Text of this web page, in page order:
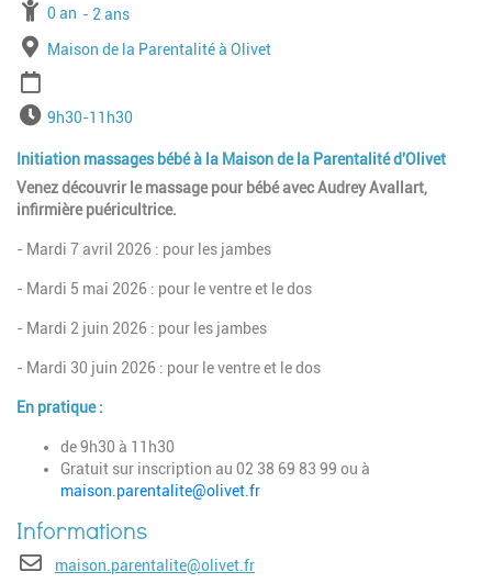
À partir de
0 an Jusqu'à l'age de
2 ans
Lieu
Maison de la Parentalité à Olivet
Horaires9h30-11h30
Initiation massages bébé à la Maison de la Parentalité d'Olivet
Venez découvrir le massage pour bébé avec Audrey Avallart,
infirmière puéricultrice.
- Mardi 7 avril 2026 : pour les jambes
- Mardi 5 mai 2026 : pour le ventre et le dos
- Mardi 2 juin 2026 : pour les jambes
- Mardi 30 juin 2026 : pour le ventre et le dos
En pratique :
de 9h30 à 11h30
Gratuit sur inscription au 02 38 69 83 99 ou à
maison.parentalite@olivet.fr
E-mailmaison.parentalite@olivet.fr